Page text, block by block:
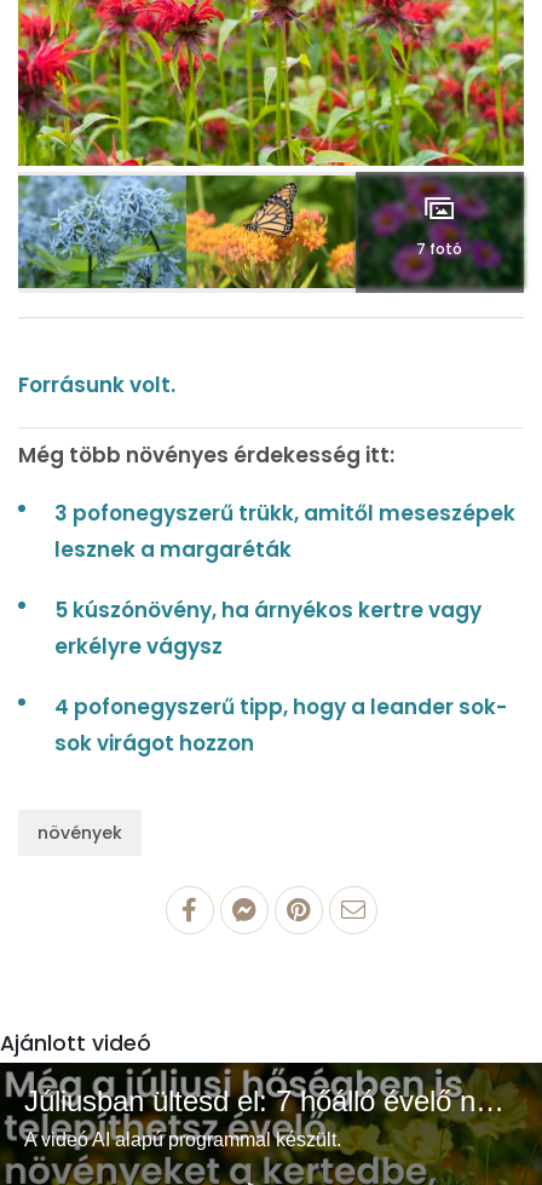
7 fotó
Forrásunk volt.
Még több növényes érdekesség itt:
3 pofonegyszerű trükk, amitől meseszépek
lesznek a margaréták
5 kúszónövény, ha árnyékos kertre vagy
erkélyre vágysz
4 pofonegyszerű tipp, hogy a leander sok-
sok virágot hozzon
növények
Ajánlott videó
Júliusban ültesd el: 7 hőálló évelő növény a színes és buja kertért
A videó AI alapú programmal készült.